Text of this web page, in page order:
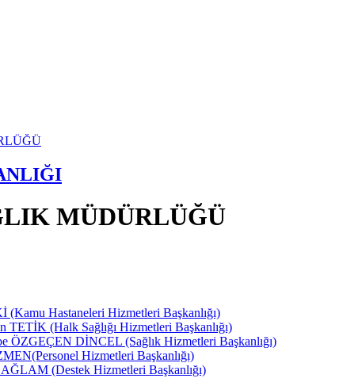
MÜDÜRLÜĞÜ
(Kamu Hastaneleri Hizmetleri Başkanlığı)
TETİK (Halk Sağlığı Hizmetleri Başkanlığı)
ÖZGEÇEN DİNCEL (Sağlık Hizmetleri Başkanlığı)
Hizmetleri Başkanlığı)
(Destek Hizmetleri Başkanlığı)